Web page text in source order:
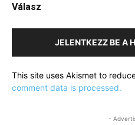
Válasz
JELENTKEZZ BE A
This site uses Akismet to
comment data is processed.
-